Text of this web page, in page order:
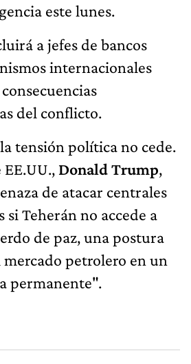
este lunes.
a jefes de bancos
internacionales
del conflicto.
tensión política no cede.
Donald Trump,
de atacar centrales
si Teherán no accede a
de paz, una postura
petrolero en un
permanente".